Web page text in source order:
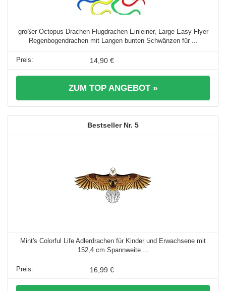
großer Octopus Drachen Flugdrachen Einleiner, Large Easy Flyer
Regenbogendrachen mit Langen bunten Schwänzen für ...
14,90 €
ZUM TOP ANGEBOT »
5
Mint's Colorful Life Adlerdrachen für Kinder und Erwachsene mit
152,4 cm Spannweite ...
16,99 €